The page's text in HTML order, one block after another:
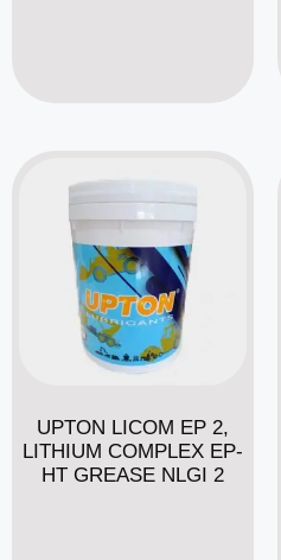
UPTON LICOM EP 2,
LITHIUM COMPLEX EP-
HT GREASE NLGI 2